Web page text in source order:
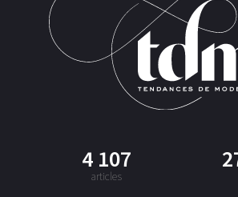
4 107
articles